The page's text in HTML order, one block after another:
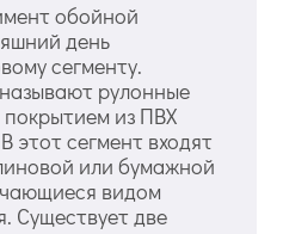
обойной
день
сегменту.
рулонные
из ПВХ
этот сегмент входят
или бумажной
видом
Существует две